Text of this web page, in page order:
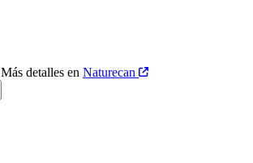
Más detalles en Naturecan